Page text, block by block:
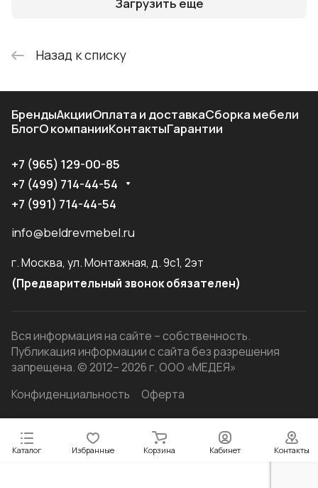
Назад к списку
Каталог Избранные Корзина Кабинет Контакты
БрендыАкцииОплата и доставкаСборка мебели
БлогО компанииКонтактыГарантии
+7 (965) 129-00-85
+7 (499) 714-44-54
+7 (991) 714-44-54
info@beldrevmebel.ru
г. Москва, ул. Монтажная, д. 9с1, 2эт
(Предварительный звонок обязателен)
Вся информация на сайте – собственность.
Публикация информации с сайта без разрешения
запрещена. © 2012– 2026 г. ООО «МЕДЕЯ»
Конфиденциальность
Оферта